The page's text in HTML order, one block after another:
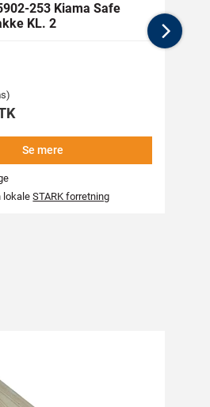
253 Kiama Safe
KL. 2
Se mere
lokaleSTARK forretning